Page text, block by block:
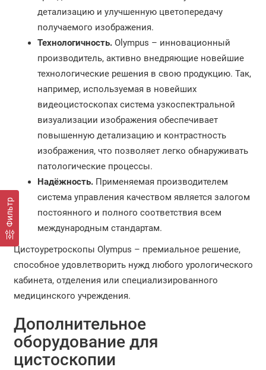
Фильтр
детализацию и улучшенную цветопередачу
получаемого изображения.
Технологичность.Olympus – инновационный
производитель, активно внедряющие новейшие
технологические решения в свою продукцию. Так,
например, используемая в новейших
видеоцистоскопах система узкоспектральной
визуализации изображения обеспечивает
повышенную детализацию и контрастность
изображения, что позволяет легко обнаруживать
патологические процессы.
Надёжность.Применяемая производителем
система управления качеством является залогом
постоянного и полного соответствия всем
международным стандартам.
Цистоуретроскопы Olympus – премиальное решение,
способное удовлетворить нужд любого урологического
кабинета, отделения или специализированного
медицинского учреждения.
Дополнительное
оборудование для
цистоскопии